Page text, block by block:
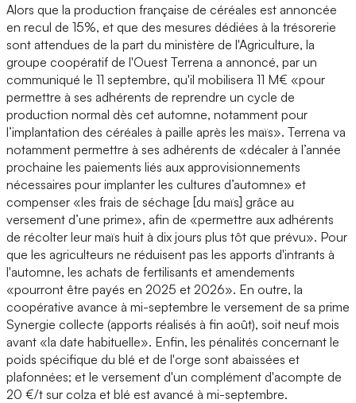
Alors que la production française de céréales est annoncée
en recul de 15%, et que des mesures dédiées à la trésorerie
sont attendues de la part du ministère de l'Agriculture, la
groupe coopératif de l'Ouest Terrena a annoncé, par un
communiqué le 11 septembre, qu'il mobilisera 11 M€ «pour
permettre à ses adhérents de reprendre un cycle de
production normal dès cet automne, notamment pour
l’implantation des céréales à paille après les maïs». Terrena va
notamment permettre à ses adhérents de «décaler à l’année
prochaine les paiements liés aux approvisionnements
nécessaires pour implanter les cultures d’automne» et
compenser «les frais de séchage [du maïs] grâce au
versement d’une prime», afin de «permettre aux adhérents
de récolter leur maïs huit à dix jours plus tôt que prévu». Pour
que les agriculteurs ne réduisent pas les apports d'intrants à
l'automne, les achats de fertilisants et amendements
«pourront être payés en 2025 et 2026». En outre, la
coopérative avance à mi-septembre le versement de sa prime
Synergie collecte (apports réalisés à fin août), soit neuf mois
avant «la date habituelle». Enfin, les pénalités concernant le
poids spécifique du blé et de l'orge sont abaissées et
plafonnées; et le versement d'un complément d'acompte de
20 €/t sur colza et blé est avancé à mi-septembre.